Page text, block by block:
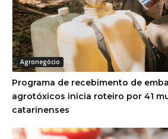
Agronegócio
Programa de recebimento de
agrotóxicos inicia roteiro por 41
catarinenses